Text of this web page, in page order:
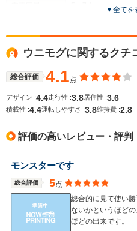
(全長x全幅x全高)
全高
全幅
4.03m～4.56m
ホイールベース
▼全てを
ウニモグに関するクチ
総合評価 4.1点
デザイン :4.4走行性 :3.8 居住性 :3.6
積載性 :4.4運転しやすさ :3.8維持費 :2.8
評価の高いレビュー・評判
モンスターです
総合評価 5点
総合的に見て使い
ないかというほど
ほどの出来です。